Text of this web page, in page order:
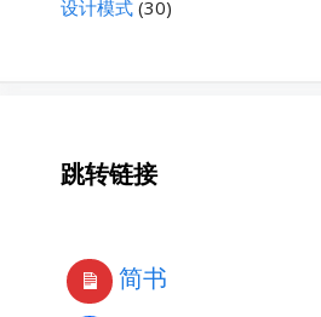
设计模式 (30)
跳转链接
简书